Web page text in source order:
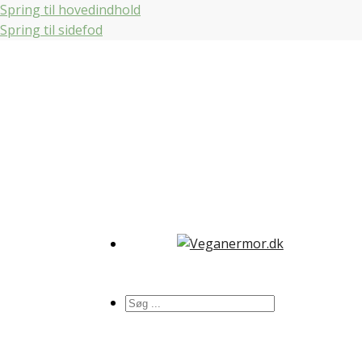
Spring til hovedindhold
Spring til sidefod
Søg